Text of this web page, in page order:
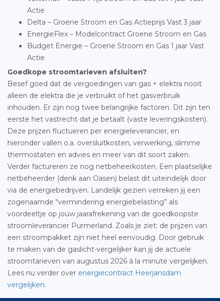
Actie
Delta – Groene Stroom en Gas Actieprijs Vast 3 jaar
EnergieFlex – Modelcontract Groene Stroom en Gas
Budget Energie – Groene Stroom en Gas 1 jaar Vast
Actie
Goedkope stroomtarieven afsluiten?
Besef goed dat de vergoedingen van gas + elektra nooit
alleen de elektra die je verbruikt of het gasverbruik
inhouden. Er zijn nog twee belangrijke factoren. Dit zijn ten
eerste het vastrecht dat je betaalt (vaste leveringskosten).
Deze prijzen fluctueren per energieleverancier, en
hieronder vallen o.a. oversluitkosten, verwerking, slimme
thermostaten en advies en meer van dit soort zaken.
Verder factureren ze nog netbeheerkosten. Een plaatselijke
netbeheerder (denk aan Oasen) belast dit uiteindelijk door
via de energiebedrijven. Landelijk gezien verreken jij een
zogenaamde “vermindering energiebelasting” als
voordeeltje op jouw jaarafrekening van de goedkoopste
stroomleverancier Purmerland. Zoals je ziet: de prijzen van
een stroompakket zijn niet heel eenvoudig. Door gebruik
te maken van de gaslicht-vergelijker kan jij de actuele
stroomtarieven van augustus 2026 à la minute vergelijken.
Lees nu verder over energiecontract Heerjansdam
vergelijken.